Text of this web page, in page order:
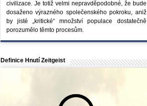
civilizace. Je totiž velmi nepravděpodobné, že bude
dosaženo výrazného společenského pokroku, aniž
by jisté „kritické“ množství populace dostatečně
porozumělo těmto procesům.
Definice Hnutí Zeitgeist